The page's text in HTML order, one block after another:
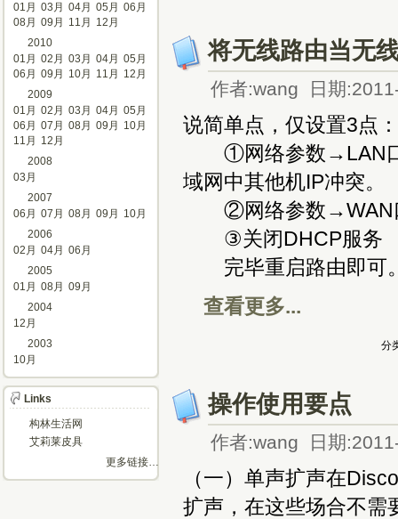
将无线路由当无
作者:wang 日期
说简单点，仅设置3点：
①网络参数→LAN口
域网中其他机IP冲突。
②网络参数→WAN
③关闭DHCP服务
完毕重启路由即可
查看更多...
分
操作使用要点
作者:wang 日期
（一）单声扩声在
扩声，在这些场合不需
01月 03月 04月 05月 06月
08月 09月 11月
12月
2010
01月 02月 03月 04月 05月
06月 09月 10月 11月
12月
2009
01月 02月 03月 04月 05月
06月 07月 08月 09月
10月
11月
12月
2008
03月
2007
06月 07月 08月 09月
10月
2006
02月 04月 06月
2005
01月 08月 09月
2004
12月
2003
10月
Links
构林生活网
艾莉莱皮具
更多链接…